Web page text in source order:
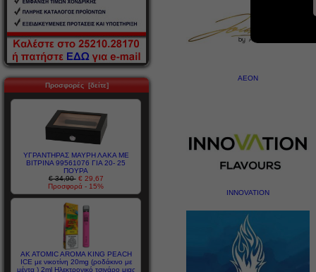
Προσφορές [δείτε]
ΥΓΡΑΝΤΗΡΑΣ ΜΑΥΡΗ ΛΑΚΑ ΜΕ
ΒΙΤΡΙΝΑ 99561076 ΓΙΑ 20- 25
ΠΟΥΡΑ
€ 34,90 € 29,67
Προσφορά - 15%
AK ATOMIC AROMA KING PEACH
ICE με νικοτίνη 20mg (ροδάκινο με
μέντα ) 2ml Ηλεκτρονικό τσιγάρο μιας
AEON
INNOVATION